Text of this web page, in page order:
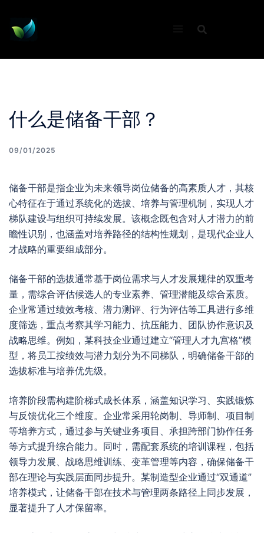
content
什么是储备干部？
09/01/2025
储备干部是指企业为未来领导岗位储备的高素质人才，其核
心特征在于通过系统化的选拔、培养与管理机制，实现人才
梯队建设与组织可持续发展。该概念既包含对人才潜力的前
瞻性识别，也涵盖对培养路径的结构性规划，是现代企业人
才战略的重要组成部分。
储备干部的选拔通常基于岗位需求与人才发展规律的双重考
量，需综合评估候选人的专业素养、管理潜能及综合素质。
企业常通过绩效考核、潜力测评、行为评估等工具进行多维
度筛选，重点考察其学习能力、抗压能力、团队协作意识及
战略思维。例如，某科技企业通过建立“管理人才九宫格”模
型，将员工按绩效与潜力划分为不同梯队，明确储备干部的
选拔标准与培养优先级。
培养阶段需构建阶梯式成长体系，涵盖知识学习、实践锻炼
与反馈优化三个维度。企业常采用轮岗制、导师制、项目制
等培养方式，通过参与关键业务项目、承担跨部门协作任务
等方式提升综合能力。同时，需配套系统的培训课程，包括
领导力发展、战略思维训练、变革管理等内容，确保储备干
部在理论与实践层面同步提升。某制造型企业通过“双通道”
培养模式，让储备干部在技术与管理两条路径上同步发展，
显著提升了人才保留率。